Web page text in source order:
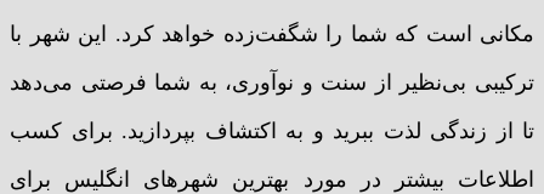
مکانی است که شما را شگفت‌زده خواهد کرد. این شهر با
ترکیبی بی‌نظیر از سنت و نوآوری، به شما فرصتی می‌دهد
تا از زندگی لذت ببرید و به اکتشاف بپردازید. برای کسب
اطلاعات بیشتر در مورد بهترین شهرهای انگلیس برای